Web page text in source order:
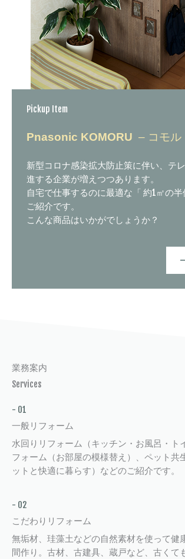
Pickup Item
Pnasonic KOMORU – コモ
新型コロナ感染拡大防止策に伴い、テ
進する企業が増えつつあります。
自宅で仕事するのに最適な「 約1㎡の
ご紹介です。
こんな商品はいかがでしょうか？
業務案内
Services
- 01
一般リフォーム
水回りリフォーム（キッチン・お風呂・ト
フォーム（お部屋の模様替え）、ペット共
ットと快適に暮らす）などのご紹介です。
- 02
こだわりリフォーム
無垢材、珪藻土などの自然素材を使って健
間作り。古材、古建具、蔵戸など、古くて